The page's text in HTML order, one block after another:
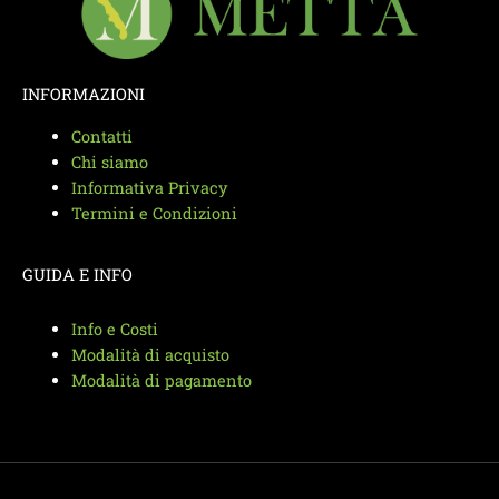
INFORMAZIONI
Contatti
Chi siamo
Informativa Privacy
Termini e Condizioni
GUIDA E INFO
Info e Costi
Modalità di acquisto
Modalità di pagamento